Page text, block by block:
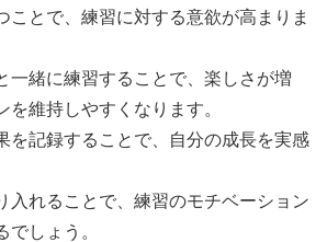
ことで、練習に対する意欲が高まりま
一緒に練習することで、楽しさが増
を維持しやすくなります。
を記録することで、自分の成長を実感
入れることで、練習のモチベーション
でしょう。